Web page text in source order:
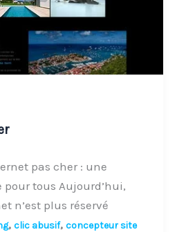
pas cher : une
tous Aujourd’hui,
n’est plus réservé
,clic abusif,concepteur site